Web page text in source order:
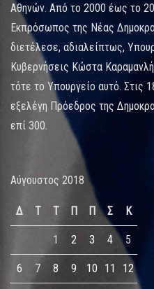
Αθηνών. Από το 2000 έως το
Εκπρόσωπος της Νέας
διετέλεσε, αδιαλείπτως,
Κυβερνήσεις Κώστα
τότε το Υπουργείο αυτό. Στις
εξελέγη Πρόεδρος της
επί 300.
Αύγουστος 2018
Δ Τ Τ Π Π Σ Κ
1 2 3 4 5
6 7 8 9 10 11 12